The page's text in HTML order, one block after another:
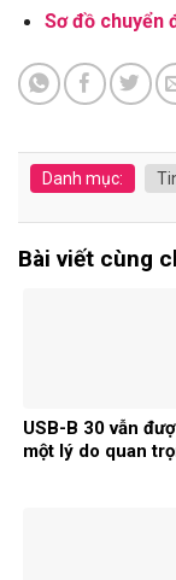
Sơ đồ chuyển
Danh mục:
Bài viết cùng
USB-B 30 vẫn
một lý do quan